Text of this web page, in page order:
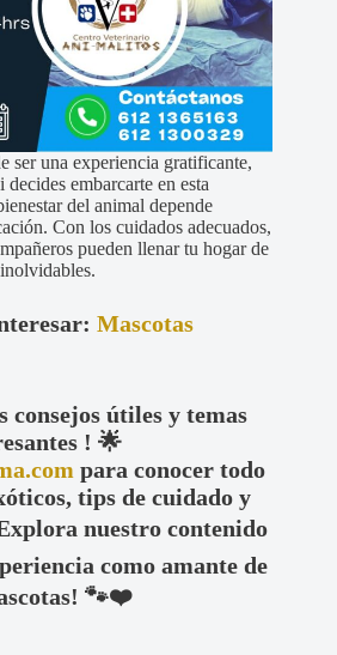
ser una experiencia gratificante,
embarcarte en esta
del animal depende
Con los cuidados adecuados,
pueden llenar tu hogar de
Mascotas
consejos útiles y temas
! 🌟
para conocer todo
tips de cuidado y
nuestro contenido
como amante de
🐾❤️